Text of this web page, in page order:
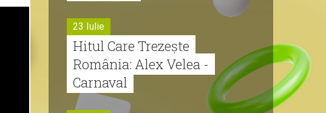
23 Iulie
Hitul Care Trezește
România: Alex Velea -
Carnaval